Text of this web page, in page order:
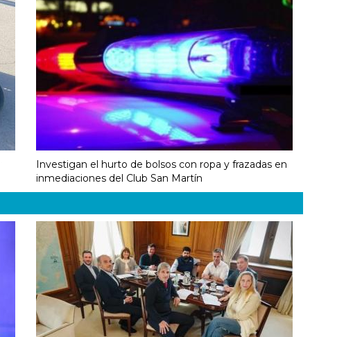
Investigan el hurto de bolsos con ropa y frazadas en
inmediaciones del Club San Martín